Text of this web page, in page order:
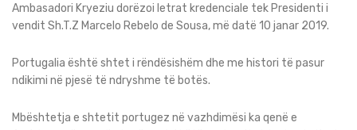
Ambasadori Kryeziu dorëzoi letrat kredenciale tek Presidenti i
vendit Sh.T.Z Marcelo Rebelo de Sousa, më datë 10 janar 2019.
Portugalia është shtet i rëndësishëm dhe me histori të pasur
ndikimi në pjesë të ndryshme të botës.
Mbështetja e shtetit portugez në vazhdimësi ka qenë e